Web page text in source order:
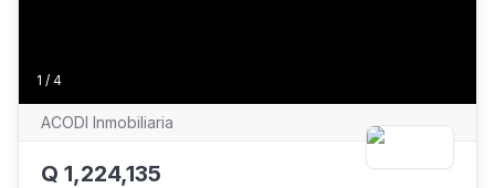
1 / 4
ACODI Inmobiliaria
Q 1,224,135